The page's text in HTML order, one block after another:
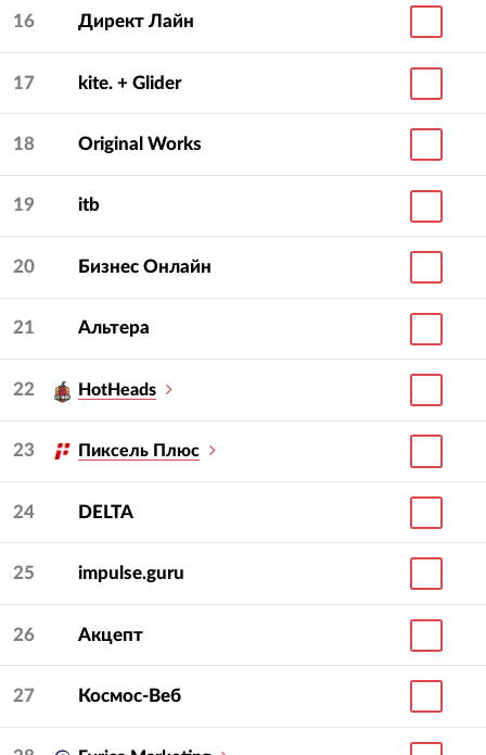
16 Директ Лайн
17 kite. + Glider
18 Original Works
19 itb
20 Бизнес Онлайн
21 Альтера
22 HotHeads
23 Пиксель Плюс
24 DELTA
25 impulse.guru
26 Акцепт
27 Космос-Веб